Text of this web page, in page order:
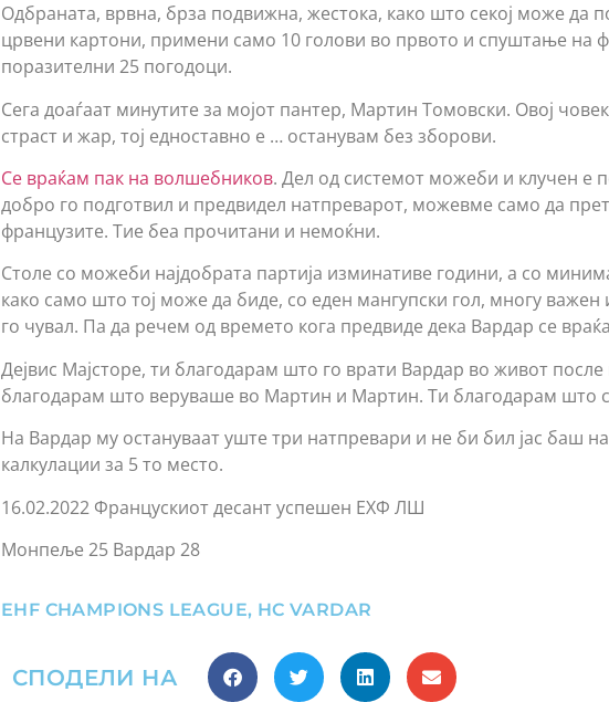
Одбраната, врвна, брза подвижна, жестока, како што секој може да
црвени картони, примени само 10 голови во првото и спуштање на
поразителни 25 погодоци.
Сега доаѓаат минутите за мојот пантер, Мартин Томовски. Овој
страст и жар, тој едноставно е … останувам без зборови.
Се враќам пак на волшебников. Дел од системот можеби и клучен е
добро го подготвил и предвидел натпреварот, можевме само да
французите. Тие беа прочитани и немоќни.
Столе со можеби најдобрата партија изминативе години, а со
како само што тој може да биде, со еден мангупски гол, многу важен
го чувал. Па да речем од времето кога предвиде дека Вардар се
Дејвис Мајсторе, ти благодарам што го врати Вардар во живот
благодарам што веруваше во Мартин и Мартин. Ти благодарам што
На Вардар му остануваат уште три натпревари и не би бил јас баш
калкулации за 5 то место.
16.02.2022 Францускиот десант успешен ЕХФ ЛШ
Монпеље 25 Вардар 28
EHF CHAMPIONS LEAGUE, HC VARDAR
СПОДЕЛИ НА